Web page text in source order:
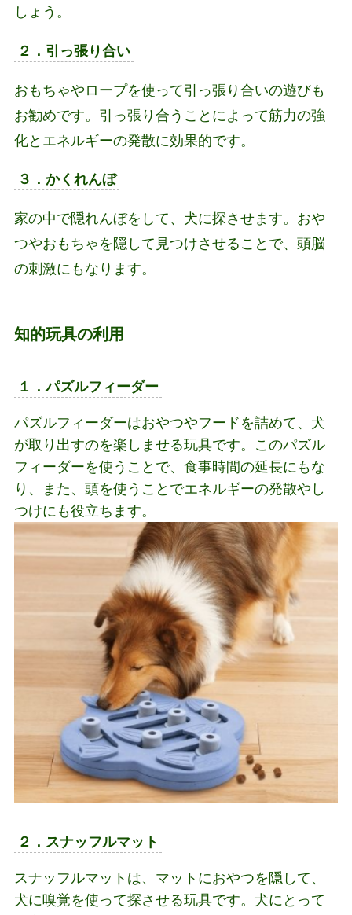
しょう。
２．引っ張り合い
おもちゃやロープを使って引っ張り合いの遊びも
お勧めです。引っ張り合うことによって筋力の強
化とエネルギーの発散に効果的です。
３．かくれんぼ
家の中で隠れんぼをして、犬に探させます。おや
つやおもちゃを隠して見つけさせることで、頭脳
の刺激にもなります。
知的玩具の利用
１．パズルフィーダー
パズルフィーダーはおやつやフードを詰めて、犬
が取り出すのを楽しませる玩具です。このパズル
フィーダーを使うことで、食事時間の延長にもな
り、また、頭を使うことでエネルギーの発散やし
つけにも役立ちます。
２．スナッフルマット
スナッフルマットは、マットにおやつを隠して、
犬に嗅覚を使って探させる玩具です。犬にとって